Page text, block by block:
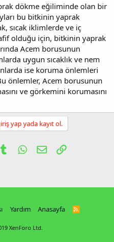
dökme eğiliminde olan bir
bu bitkinin yaprak
sıcak iklimlerde ve iç
olduğu için, bitkinin yaprak
Acem borusunun
uygun sıcaklık ve nem
ise koruma önlemleri
önlemler, Acem borusunun
ve görkemini korumasını
yap yada kayıt ol.
TumblrWhatsApp
E-postaLink
Yardım Anasayfa
R
XenForo Ltd.